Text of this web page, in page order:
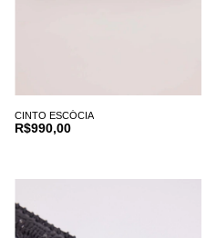
CINTO ESCÓCIA
R$990,00